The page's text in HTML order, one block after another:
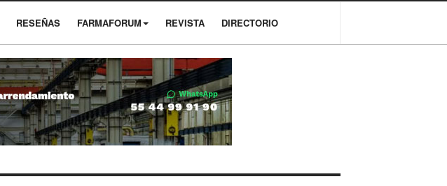
RESEÑAS FARMAFORUM REVISTA DIRECTORIO